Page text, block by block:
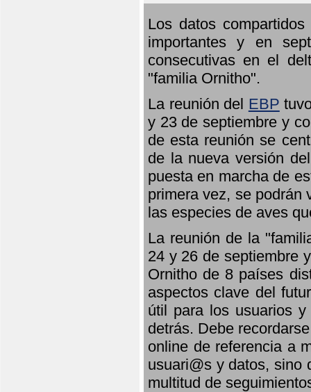
Los datos
importantes y en
consecutivas en el
"familia Ornitho".
La reunión del EBP
y 23 de septiembre y
de esta reunión se
de la nueva versión
puesta en marcha de
primera vez, se podrán
las especies de aves
La reunión de la
24 y 26 de septiembre
Ornitho de 8 países
aspectos clave del
útil para los usuarios
detrás. Debe
online de referencia a
usuari@s y datos, sino
multitud de